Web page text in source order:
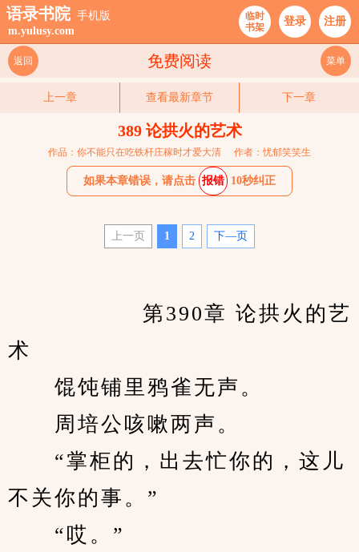
语录书院 手机版
m.yulusy.com
临时
书架
登录 注册
免费阅读
返回 菜单
上一章 查看最新章节 下一章
389 论拱火的艺术
作品：你不能只在吃铁杆庄稼时才爱大清 作者：忧郁笑笑生
如果本章错误，请点击 报错 10秒纠正
上一页 1 2 下—页
术
馄饨铺里鸦雀无声。
周培公咳嗽两声。
“掌柜的，出去忙你的，这儿
不关你的事。”
“哎。”